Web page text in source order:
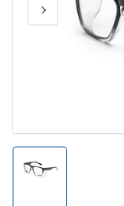
Vorige
afbeelding
Volgende
afbeelding